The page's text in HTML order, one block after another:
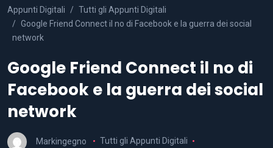
Appunti Digitali
Tutti gli Appunti Digitali
Google Friend Connect il no di Facebook e la guerra dei social
network
Google Friend Connect il no di
Facebook e la guerra dei social
network
Markingegno
Tutti gli Appunti Digitali